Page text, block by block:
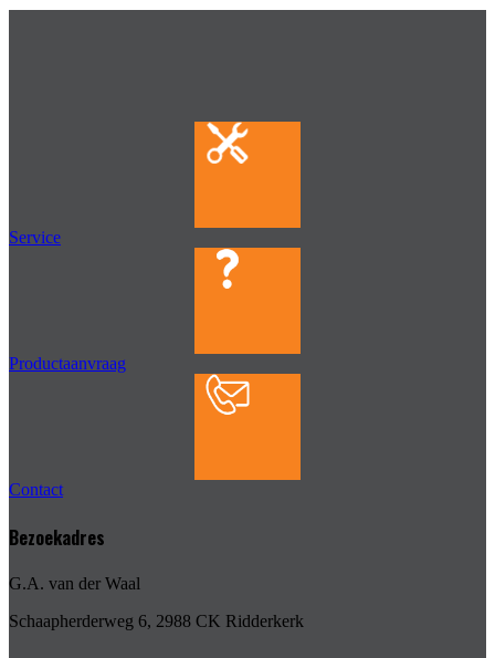
Service
Productaanvraag
Contact
Bezoekadres
G.A. van der Waal
Schaapherderweg 6, 2988 CK Ridderkerk